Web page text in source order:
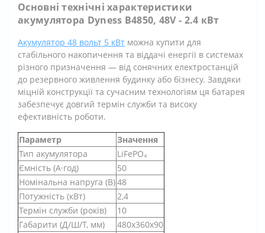
Основні технічні характеристики
акумулятора Dyness B4850, 48V - 2.4 кВт
Акумулятор 48 вольт 5 кВт можна купити для
стабільного накопичення та віддачі енергії в системах
різного призначення — від сонячних електростанцій
до резервного живлення будинку або бізнесу. Завдяки
міцній конструкції та сучасним технологіям ця батарея
забезпечує довгий термін служби та високу
ефективність роботи.
Параметр
Значення
Тип акумулятора
LiFePO₄
Ємність (А·год)
50
Номінальна напруга (В)48
Потужність (кВт)
2,4
Термін служби (років)
10
Габарити (Д/Ш/Т, мм)
480x360x90